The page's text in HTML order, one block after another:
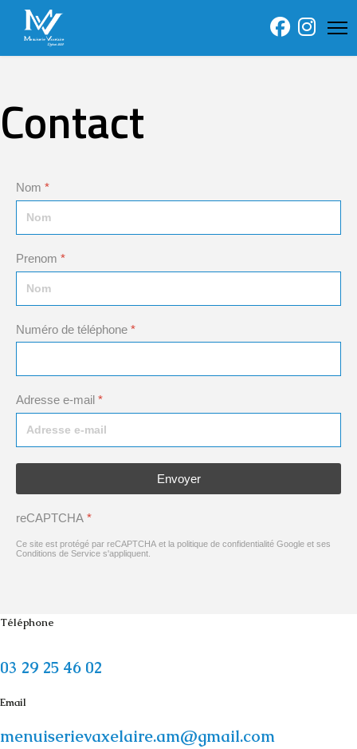
Contact
Nom *
Prenom *
Numéro de téléphone *
Adresse e-mail *
Envoyer
reCAPTCHA *
Ce site est protégé par reCAPTCHA et la politique de confidentialité Google et ses
Conditions de Service s'appliquent.
Téléphone
03 29 25 46 02
Email
menuiserievaxelaire.am@gmail.com